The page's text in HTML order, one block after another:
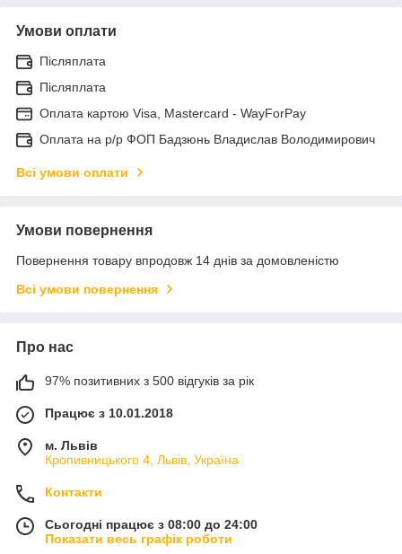
Умови оплати
Післяплата
Післяплата
Оплата картою Visa, Mastercard - WayForPay
Оплата на р/р ФОП Бадзюнь Владислав Володимирович
Всі умови оплати
Умови повернення
Повернення товару впродовж 14 днів за домовленістю
Всі умови повернення
Про нас
97% позитивних з 500 відгуків за рік
Працює з 10.01.2018
м. Львів
Кропивницького 4, Львів, Україна
Контакти
Сьогодні працює з 08:00 до 24:00
Показати весь графік роботи